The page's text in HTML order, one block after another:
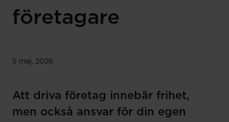
företagare
5 maj, 2026
Att driva företag innebär frihet,
men också ansvar för din egen